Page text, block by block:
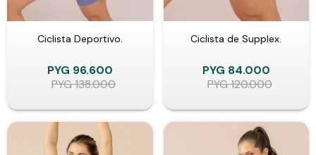
Ciclista Deportivo.
PYG 96.600
PYG138.000
Ciclista de Supplex.
PYG 84.000
PYG120.000